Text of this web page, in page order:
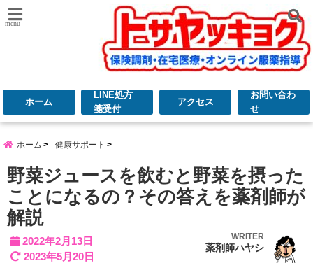
menu
ホーム
LINE処方
箋受付
アクセス
お問い合わ
せ
ホーム 健康サポート
野菜ジュースを飲むと野菜を摂った
ことになるの？その答えを薬剤師が
解説
2022年2月13日
2023年5月20日
WRITER
薬剤師ハヤシ